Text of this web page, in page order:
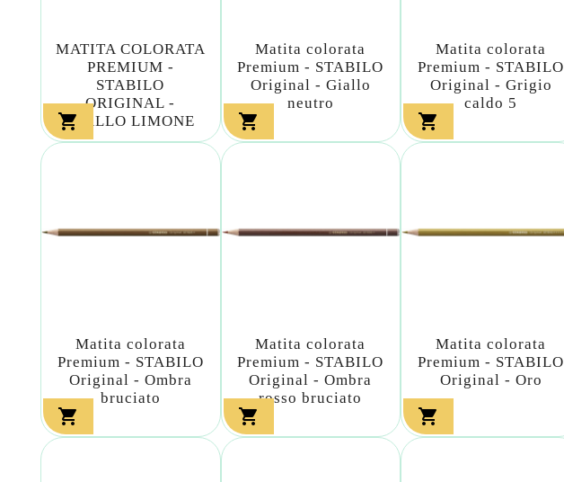
MATITA COLORATA
PREMIUM -
STABILO
ORIGINAL -
GIALLO LIMONE

Matita colorata
Premium - STABILO
Original - Giallo
neutro

Matita colorata
Premium - STABILO
Original - Grigio
caldo 5

Matita colorata
Premium - STABILO
Original - Ombra
bruciato

Matita colorata
Premium - STABILO
Original - Ombra
rosso bruciato

Matita colorata
Premium - STABILO
Original - Oro
